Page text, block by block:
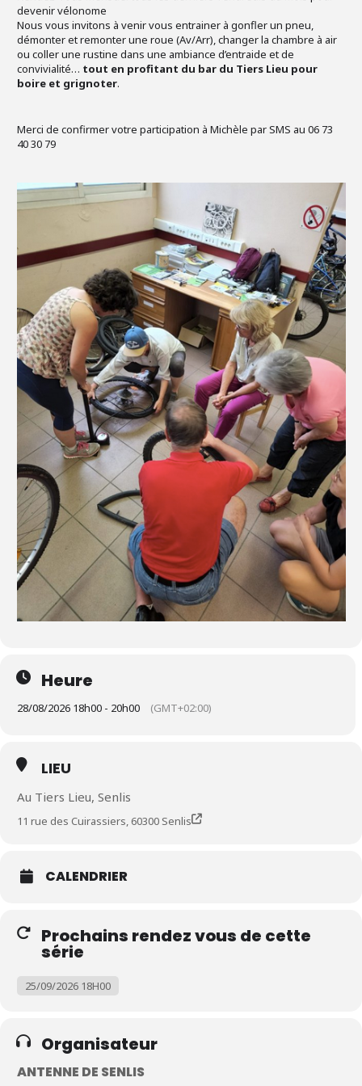
devenir vélonome
Nous vous invitons à venir vous entrainer à gonfler un pneu,
démonter et remonter une roue (Av/Arr), changer la chambre à air
ou coller une rustine dans une ambiance d’entraide et de
convivialité… tout en profitant du bar du Tiers Lieu pour
boire et grignoter.
Merci de confirmer votre participation à Michèle par SMS au 06 73
40 30 79
Heure
28/08/2026 18h00 - 20h00 (GMT+02:00)
LIEU
Au Tiers Lieu, Senlis
11 rue des Cuirassiers, 60300 Senlis
CALENDRIER
Prochains rendez vous de cette
série
25/09/2026 18H00
Organisateur
ANTENNE DE SENLIS